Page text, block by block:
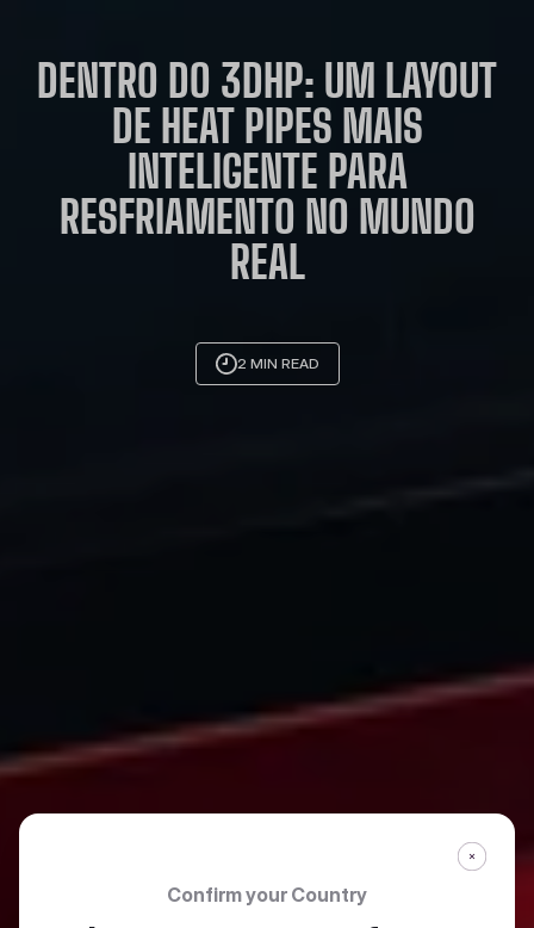
DENTRO DO 3DHP: UM LAYOUT
DE HEAT PIPES MAIS
INTELIGENTE PARA
RESFRIAMENTO NO MUNDO
REAL
2 MIN READ
Confirm your Country